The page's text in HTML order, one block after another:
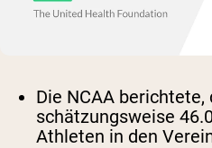
Die NCAA berichtete,
schätzungsweise
Athleten in den